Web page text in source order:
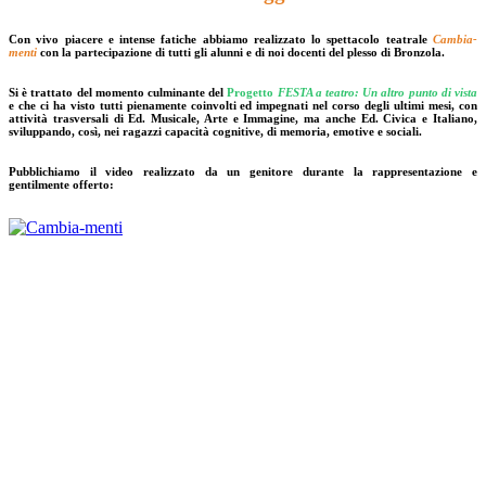
Con vivo piacere e intense fatiche abbiamo realizzato lo spettacolo teatrale Cambia-
menti con la partecipazione di tutti gli alunni e di noi docenti del plesso di Bronzola.
Si è trattato del momento culminante delProgetto FESTA a teatro: Un altro punto di vista
e che ci ha visto tutti pienamente coinvolti ed impegnati nel corso degli ultimi mesi, con
attività trasversali di Ed. Musicale, Arte e Immagine, ma anche Ed. Civica e Italiano,
sviluppando, così, nei ragazzi capacità cognitive, di memoria, emotive e sociali.
Pubblichiamo il video realizzato da un genitore durante la rappresentazione e
gentilmente offerto: